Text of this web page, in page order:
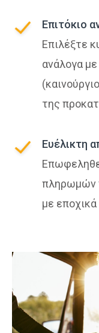
Επιτόκιο
Επιλέξτε
ανάλογα
της
Ευέλικτη
πληρωμών
με